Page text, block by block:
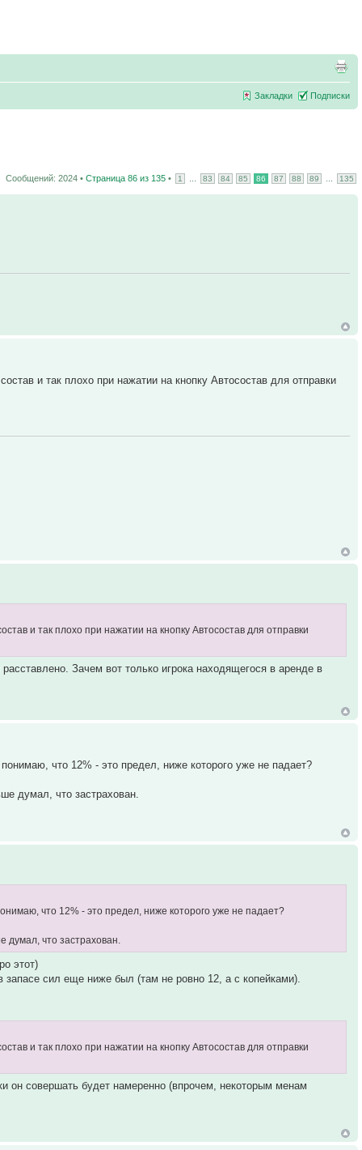
Закладки Подписки
Сообщений: 2024 • Страница 86 из 135 • 1 83 84 85 86 87 88 89 135
и так плохо при нажатии на кнопку Автосостав для отправки
и так плохо при нажатии на кнопку Автосостав для отправки
Зачем вот только игрока находящегося в аренде в
что 12% - это предел, ниже которого уже не падает?
думал, что застрахован.
что 12% - это предел, ниже которого уже не падает?
что застрахован.
этот)
сил еще ниже был (там не ровно 12, а с копейками).
и так плохо при нажатии на кнопку Автосостав для отправки
он совершать будет намеренно (впрочем, некоторым менам